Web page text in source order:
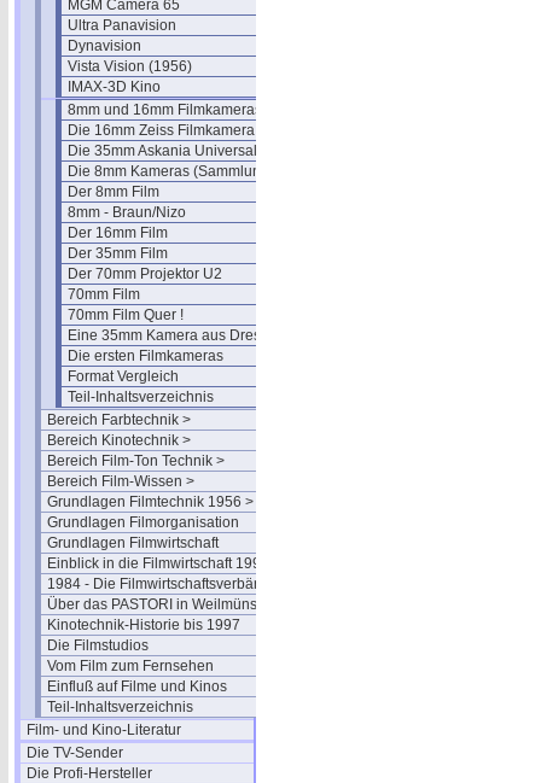
MGM Camera 65
Ultra Panavision
Dynavision
Vista Vision (1956)
IMAX-3D Kino
8mm und 16mm Filmkameras
Die 16mm Zeiss Filmkamera
Die 35mm Askania Universal
Die 8mm Kameras (Sammlung)
Der 8mm Film
8mm - Braun/Nizo
Der 16mm Film
Der 35mm Film
Der 70mm Projektor U2
70mm Film
70mm Film Quer !
Eine 35mm Kamera aus Dresden
Die ersten Filmkameras
Format Vergleich
Teil-Inhaltsverzeichnis
Bereich Farbtechnik >
Bereich Kinotechnik >
Bereich Film-Ton Technik >
Bereich Film-Wissen >
Grundlagen Filmtechnik 1956 >
Grundlagen Filmorganisation
Grundlagen Filmwirtschaft
Einblick in die Filmwirtschaft 1994
1984 - Die Filmwirtschaftsverbände
Über das PASTORI in Weilmünster
Kinotechnik-Historie bis 1997
Die Filmstudios
Vom Film zum Fernsehen
Einfluß auf Filme und Kinos
Teil-Inhaltsverzeichnis
Film- und Kino-Literatur
Die TV-Sender
Die Profi-Hersteller